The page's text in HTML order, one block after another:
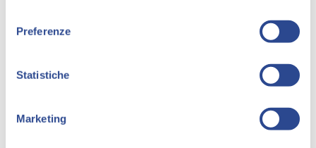
Preferenze
Statistiche
Marketing
È considerato uno dei maggiori narratori viventi in
Attualmente lavora come ghost writer di
Domenico
Andrea Michielotto è ospite di Collezionando 2019 in